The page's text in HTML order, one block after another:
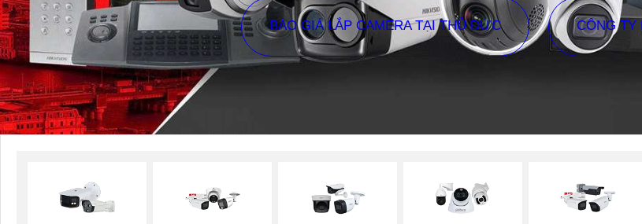
BÁO GIÁ LẮP CAMERA TẠI THỦ ĐỨC CÔNG TY